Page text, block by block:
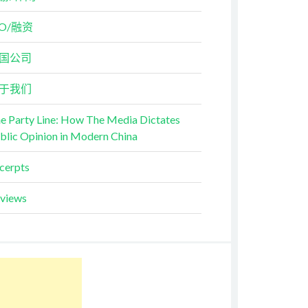
融资
公司
我们
Party Line: How The Media Dictates
Opinion in Modern China